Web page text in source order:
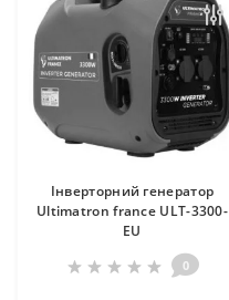
Інверторний генератор
Ultimatron france ULT-3300-
EU
0